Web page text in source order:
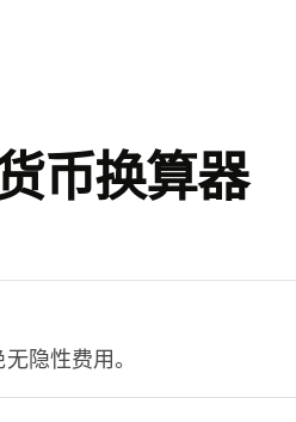
币换算器
无隐性费用。